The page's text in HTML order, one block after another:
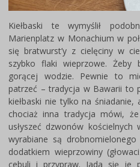
Kiełbaski te wymyślił
Marienplatz w Monachium w
się bratwurst’y z cielęciny w
szybko flaki wieprzowe. Żeby
gorącej wodzie. Pewnie to
patrzeć – tradycja w Bawarii to
kiełbaski nie tylko na
chociaż inna tradycja mówi, że
usłyszeć dzwonów kościelnych
wyrabiane są
dodatkiem wieprzowiny
cebuli i przypraw. Jada się je